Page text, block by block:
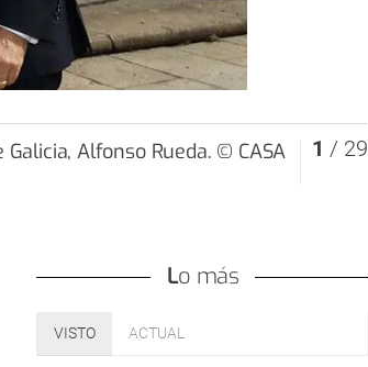
1 / 29
Lo más
VISTO ACTUAL